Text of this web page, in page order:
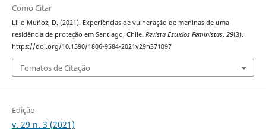
Como Citar
Lillo Muñoz, D. (2021). Experiências de vulneração de meninas de uma
residência de proteção em Santiago, Chile. Revista Estudos Feministas, 29(3).
https://doi.org/10.1590/1806-9584-2021v29n371097
Fomatos de Citação
Edição
v. 29 n. 3 (2021)